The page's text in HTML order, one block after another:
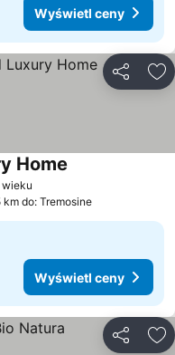
Wyświetl ceny
Home
km do: Tremosine
Wyświetl ceny